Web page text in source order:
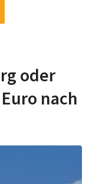
oder
nach